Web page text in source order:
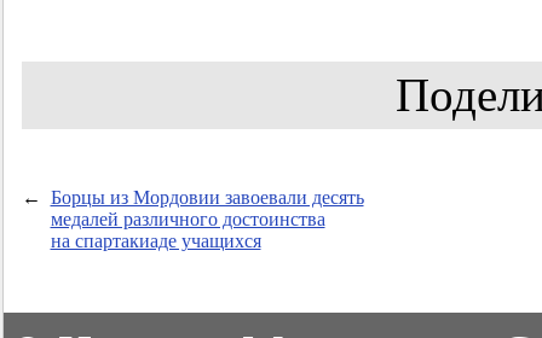
←
Борцы из Мордовии завоевали десять
медалей различного достоинства
на спартакиаде учащихся